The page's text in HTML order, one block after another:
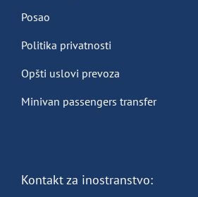
Posao
Politika privatnosti
Opšti uslovi prevoza
Minivan passengers transfer
Kontakt za inostranstvo: